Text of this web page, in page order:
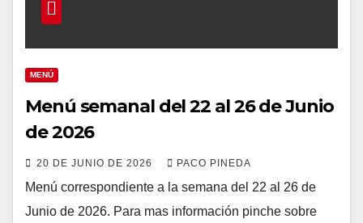
MENÚ
Menú semanal del 22 al 26 de Junio
de 2026
20 DE JUNIO DE 2026 PACO PINEDA
Menú correspondiente a la semana del 22 al 26 de
Junio de 2026. Para mas información pinche sobre